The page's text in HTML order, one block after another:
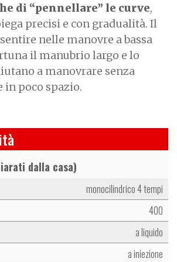
di “pennellare” le curve,
precisi e con gradualità. Il
nelle manovre a bassa
il manubrio largo e lo
a manovrare senza
in poco spazio.
dalla casa)
monocilindrico 4 tempi
400
a liquido
a iniezione